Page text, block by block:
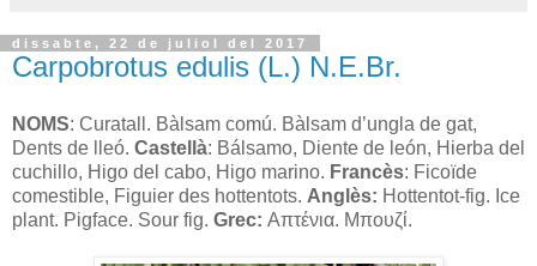
dissabte, 22 de juliol del 2017
Carpobrotus edulis (L.) N.E.Br.
NOMS: Curatall. Bàlsam comú. Bàlsam d’ungla de gat,
Dents de lleó. Castellà: Bálsamo, Diente de león, Hierba del
cuchillo, Higo del cabo, Higo marino. Francès: Ficoïde
comestible, Figuier des hottentots. Anglès: Hottentot-fig. Ice
plant. Pigface. Sour fig. Grec: Απτένια. Μπουζί.